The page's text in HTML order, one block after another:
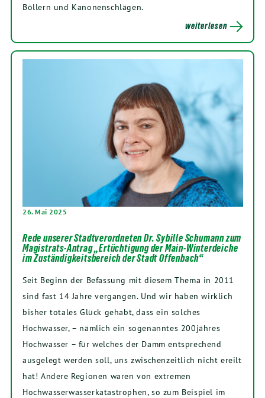
Böllern und Kanonenschlägen.
weiterlesen
26. Mai 2025
Rede unserer Stadtverordneten Dr. Sybille Schumann zum
Magistrats-Antrag „Ertüchtigung der Main-Winterdeiche
im Zuständigkeitsbereich der Stadt Offenbach“
Seit Beginn der Befassung mit diesem Thema in 2011
sind fast 14 Jahre vergangen. Und wir haben wirklich
bisher totales Glück gehabt, dass ein solches
Hochwasser, – nämlich ein sogenanntes 200jähres
Hochwasser – für welches der Damm entsprechend
ausgelegt werden soll, uns zwischenzeitlich nicht ereilt
hat! Andere Regionen waren von extremen
Hochwasserwasserkatastrophen, so zum Beispiel im